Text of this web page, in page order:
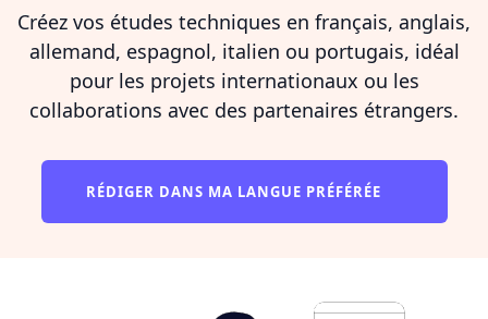
Créez vos études techniques en français, anglais,
allemand, espagnol, italien ou portugais, idéal
pour les projets internationaux ou les
collaborations avec des partenaires étrangers.
RÉDIGER DANS MA LANGUE PRÉFÉRÉE